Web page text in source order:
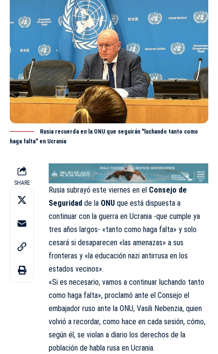
Rusia recuerda en la ONU que seguirán "luchando tanto como
haga falta" en Ucrania
SHARE
Rusia subrayó este viernes en el Consejo de
Seguridad de la ONU que está dispuesta a
continuar con la guerra en Ucrania -que cumple ya
tres años largos- «tanto como haga falta» y solo
cesará si desaparecen «las amenazas» a sus
fronteras y «la educación nazi antirrusa en los
estados vecinos».
«Si es necesario, vamos a continuar luchando tanto
como haga falta», proclamó ante el Consejo el
embajador ruso ante la ONU, Vasili Nebenzia, quien
volvió a recordar, como hace en cada sesión, cómo,
según él, se violan a diario los derechos de la
población de habla rusa en Ucrania.